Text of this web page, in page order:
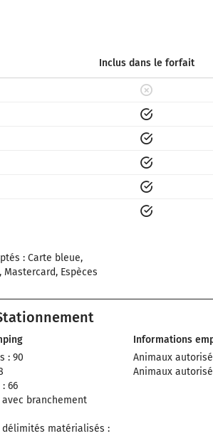
Inclus dans le forfait
: Carte bleue,
Mastercard, Espèces
: 90
66
branchement
matérialisés :
Informations
Animaux
Animaux